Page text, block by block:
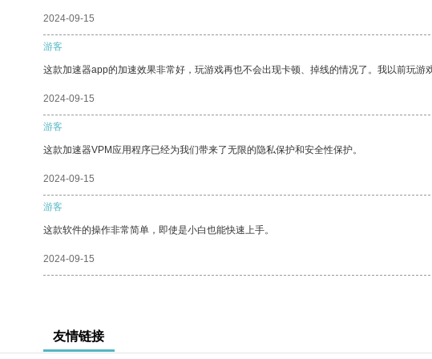
2024-09-15
游客
这款加速器app的加速效果非常好，玩游戏再也不会出现卡顿、掉线的情况了。我以前玩游
2024-09-15
游客
这款加速器VPM应用程序已经为我们带来了无限的隐私保护和安全性保护。
2024-09-15
游客
这款软件的操作非常简单，即使是小白也能快速上手。
2024-09-15
友情链接